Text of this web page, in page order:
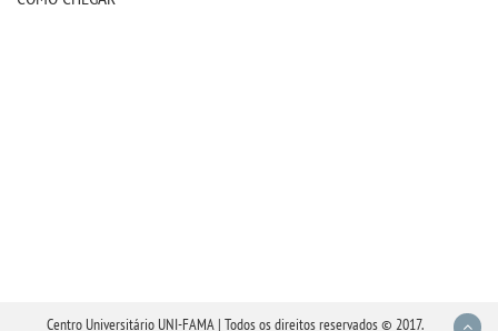
Centro Universitário UNI-FAMA | Todos os direitos reservados © 2017.